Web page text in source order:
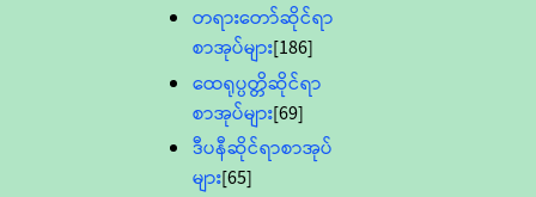
တရားတော်ဆိုင်ရာ
စာအုပ်များ[186]
ထေရုပ္ပတ္တိဆိုင်ရာ
စာအုပ်များ[69]
ဒီပနီဆိုင်ရာစာအုပ်
များ[65]